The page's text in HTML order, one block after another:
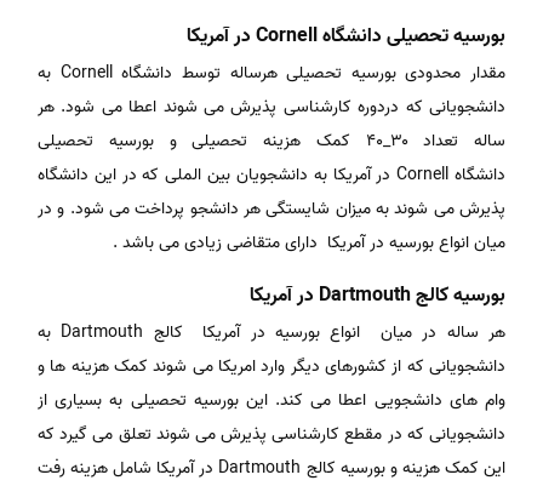
بورسیه تحصیلی دانشگاه Cornell در آمریکا
مقدار محدودی بورسیه تحصیلی هرساله توسط دانشگاه Cornell به
دانشجویانی که دردوره کارشناسی پذیرش می شوند اعطا می شود. هر
ساله تعداد ۳۰_۴۰ کمک هزینه تحصیلی و بورسیه تحصیلی
دانشگاه Cornell در آمریکا به دانشجویان بین الملی که در این دانشگاه
پذیرش می شوند به میزان شایستگی هر دانشجو پرداخت می شود. و در
میان انواع بورسیه در آمریکا دارای متقاضی زیادی می باشد .
بورسیه کالج Dartmouth در آمریکا
هر ساله در میان انواع بورسیه در آمریکا کالج Dartmouth به
دانشجویانی که از کشورهای دیگر وارد امریکا می شوند کمک هزینه ها و
وام های دانشجویی اعطا می کند. این بورسیه تحصیلی به بسیاری از
دانشجویانی که در مقطع کارشناسی پذیرش می شوند تعلق می گیرد که
این کمک هزینه و بورسیه کالج Dartmouth در آمریکا شامل هزینه رفت